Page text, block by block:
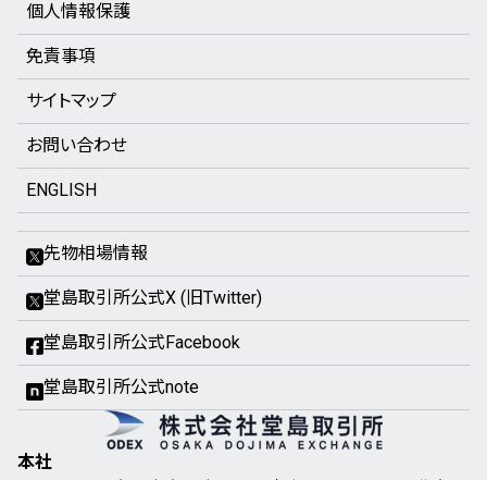
個人情報保護
免責事項
サイトマップ
お問い合わせ
ENGLISH
先物相場情報
堂島取引所公式X (旧Twitter)
堂島取引所公式Facebook
堂島取引所公式note
本社